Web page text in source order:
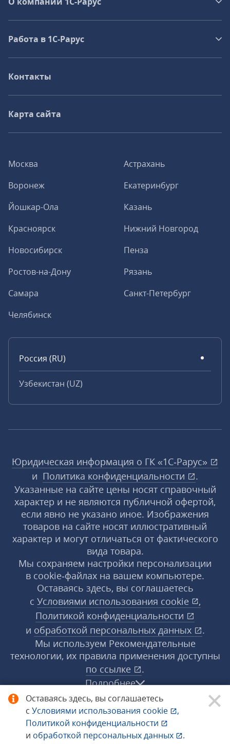
Оставаясь здесь, вы соглашаетесь
с Условиями использования cookie
,
Политикой конфиденциальности
и обработкой персональных данных
.
Москва
Астрахань
Воронеж
Екатеринбург
Йошкар-Ола
Казань
Красноярск
Нижний Новгород
Новосибирск
Пенза
Ростов-на-Дону
Рязань
Самара
Санкт-Петербург
Челябинск
Россия (RU)
Узбекистан (UZ)
Работа в 1С‑Рарус
Контакты
Карта сайта
Юридическая информация о ГК «1С‑Рарус»
и Политика конфиденциальности
.
Указанные на сайте цены носят справочный
характер и не являются публичной офертой,
если явно не указано иное. Изображения
товаров на сайте носят иллюстративный
характер и могут отличаться от фактического
вида товара.
Мы сохраняем настройки персонализации
в cookie‑файлах на вашем компьютере.
Оставаясь здесь, вы соглашаетесь
с Условиями использования cookie
,
Политикой конфиденциальности
и обработкой персональных данных
.
Мы используем Рекомендательные
технологии, их правила применения доступны
по ссылке
.
Подробнее
© 1998−2026 «1С‑Рарус» ®. Все права
защищены.